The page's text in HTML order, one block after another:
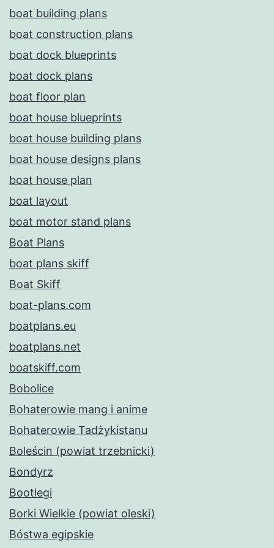
boat building plans
boat construction plans
boat dock blueprints
boat dock plans
boat floor plan
boat house blueprints
boat house building plans
boat house designs plans
boat house plan
boat layout
boat motor stand plans
Boat Plans
boat plans skiff
Boat Skiff
boat-plans.com
boatplans.eu
boatplans.net
boatskiff.com
Bobolice
Bohaterowie mang i anime
Bohaterowie Tadżykistanu
Boleścin (powiat trzebnicki)
Bondyrz
Bootlegi
Borki Wielkie (powiat oleski)
Bóstwa egipskie